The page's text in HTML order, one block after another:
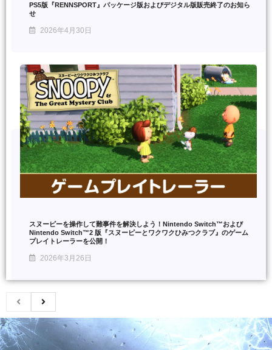
PS5版『RENNSPORT』パッケージ版およびデジタル版販売終了のお知ら
せ
2026年4月30日
スヌーピーを操作して難事件を解決しよう！Nintendo Switch™および
Nintendo Switch™2 版『スヌーピーとワクワクひみつクラブ』のゲーム
プレイトレーラーを公開！
2026年3月26日